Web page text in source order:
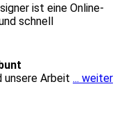
ist eine Online-
schnell
unsere Arbeit ... weiter